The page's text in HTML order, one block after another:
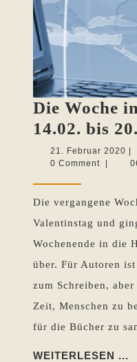
Die Woche
14.02. bis
21. Februar 2020 21.
0 Comment
Die vergangene
Valentinstag und
Wochenende in die
über. Für Autoren
zum Schreiben,
Zeit, Menschen zu
für die Bücher zu
WEITERLESEN ...